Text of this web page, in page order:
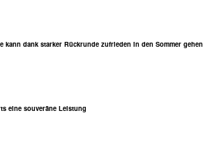
kann dank starker Rückrunde zufrieden in den Sommer gehen
eine souveräne Leistung